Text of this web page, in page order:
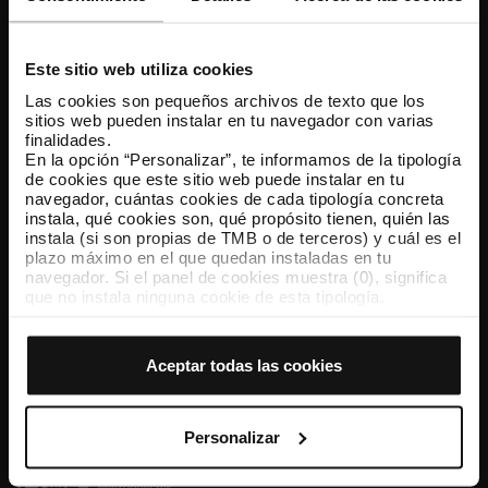
Este sitio web utiliza cookies
Las cookies son pequeños archivos de texto que los
sitios web pueden instalar en tu navegador con varias
finalidades.
En la opción “Personalizar”, te informamos de la tipología
de cookies que este sitio web puede instalar en tu
navegador, cuántas cookies de cada tipología concreta
instala, qué cookies son, qué propósito tienen, quién las
instala (si son propias de TMB o de terceros) y cuál es el
plazo máximo en el que quedan instaladas en tu
navegador. Si el panel de cookies muestra (0), significa
que no instala ninguna cookie de esta tipología.
que todas estas cookies se instalen en tu navegador.
tipología de cookies permite indicar si quieres que se
instalen o no las cookies de esa clase.
Una vez que hayas marcado tus preferencias, debes
hacer clic en “Seleccionar y configurar”. Así se instalarán
previamente. Te sugerimos que selecciones las cookies
Aceptar todas las cookies
Personalizar
Resuelve tus dudas
Síguenos
TMB en las redes sociales
TMB App
Descárgate TMB App y compra tus billetes
App Store Google Play